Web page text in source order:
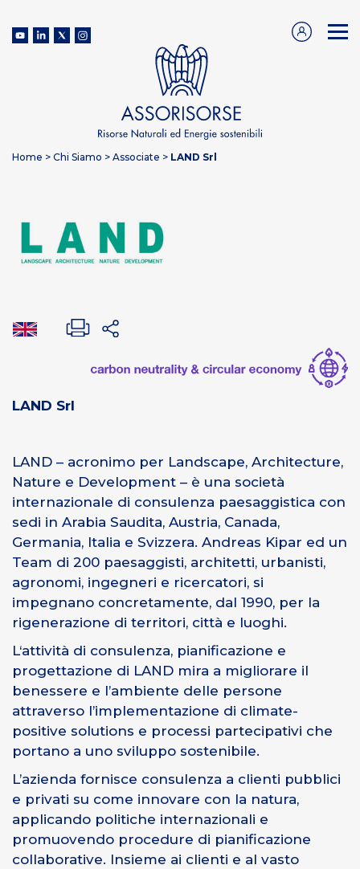
Home > Chi Siamo > Associate > LAND Srl
LAND Srl
LAND – acronimo per Landscape, Architecture,
Nature e Development – è una società
internazionale di consulenza paesaggistica con
sedi in Arabia Saudita, Austria, Canada,
Germania, Italia e Svizzera. Andreas Kipar ed un
Team di 200 paesaggisti, architetti, urbanisti,
agronomi, ingegneri e ricercatori, si
impegnano concretamente, dal 1990, per la
rigenerazione di territori, città e luoghi.
L‘attività di consulenza, pianificazione e
progettazione di LAND mira a migliorare il
benessere e l’ambiente delle persone
attraverso l’implementazione di climate-
positive solutions e processi partecipativi che
portano a uno sviluppo sostenibile.
L’azienda fornisce consulenza a clienti pubblici
e privati su come innovare con la natura,
applicando politiche internazionali e
promuovendo procedure di pianificazione
collaborative. Insieme ai clienti e al vasto